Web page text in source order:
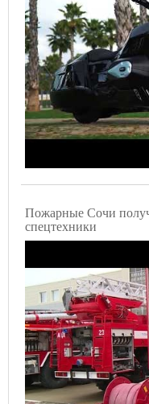
Пожарные Сочи
спецтехники